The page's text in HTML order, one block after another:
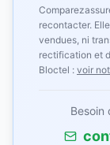
recontacter.
vendues, ni
rectification et
Bloctel : voir
Besoin